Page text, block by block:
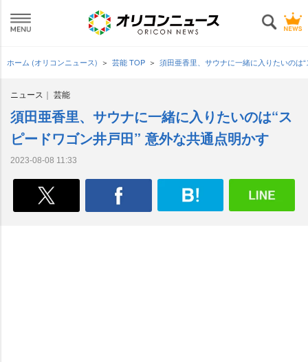
ホーム (オリコンニュース) 芸能 TOP 須田亜香里、サウナに一緒に入りたいのは
ニュース 芸能
須田亜香里、サウナに一緒に入りたいのは“ス
ピードワゴン井戸田” 意外な共通点明かす
2023-08-08 11:33